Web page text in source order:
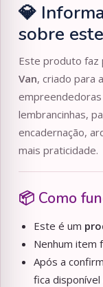
💎
sobre
Este produto faz
Van, criado para
lembrancinhas,
encadernação,
mais praticidade.
📦 Como
Este é um
Nenhum item
Após a
fica